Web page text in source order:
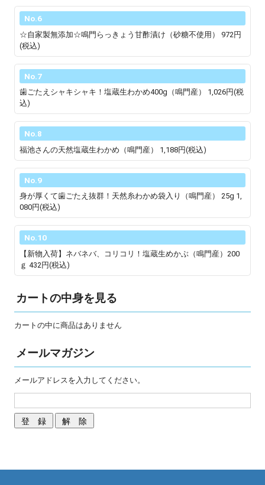
No.6
☆自家製無添加☆鳴門らっきょう甘酢漬け（砂糖不使用）972円
(税込)
No.7
歯ごたえシャキシャキ！塩蔵生わかめ400g（鳴門産） 1,026円(税
込)
No.8
福池さんの天然塩蔵生わかめ（鳴門産） 1,188円(税込)
No.9
身が厚くて歯ごたえ抜群！天然糸わかめ袋入り（鳴門産） 25g 1,
080円(税込)
No.10
【新物入荷】ネバネバ、コリコリ！塩蔵生めかぶ（鳴門産）200
ｇ432円(税込)
カートの中身を見る
カートの中に商品はありません
メールマガジン
メールアドレスを入力してください。